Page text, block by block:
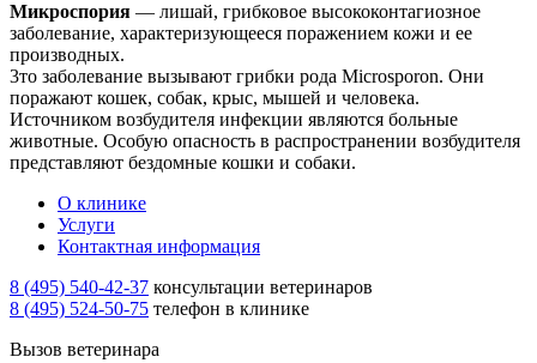
Микроспория — лишай, грибковое высококонтагиозное
заболевание, характеризующееся поражением кожи и ее
производных.
3то заболевание вызывают грибки рода Microsporon. Они
поражают кошек, собак, крыс, мышей и человека.
Источником возбудителя инфекции являются больные
животные. Особую опасность в распространении возбудителя
представляют бездомныe кошки и собаки.
О клинике
Услуги
Контактная информация
8 (495) 540-42-37 консультации ветеринаров
8 (495) 524-50-75 телефон в клинике
Вызов ветеринара